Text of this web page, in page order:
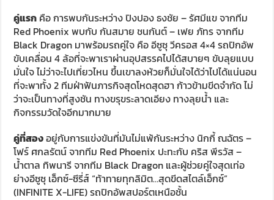
คู่แรก คือ การพบกันระหว่าง ปิงปอง ธงชัย – รัศมีแข จากทีม
Red Phoenix พบกับ กันสมาย ชนกันต์ – เฟย ภัทร จากทีม
Black Dragon มาพร้อมรถคู่ใจ คือ อีซูซุ วีครอส 4×4 รถปิกอัพ
ขับเคลื่อน 4 ล้อที่จะพาเราผ่านอุปสรรคไปได้สบายๆ ขับลุยแบบ
มั่นใจ ไม่ว่าจะไปเที่ยวไหน ขึ้นเขาลงห้วยก็มั่นใจได้ว่าไปได้แน่นอน
ที่จะพาทั้ง 2 ทีมฝ่าฟันภารกิจสุดโหดสุดฮา ก้าวข้ามขีดจำกัด ไม่
ว่าจะเป็นทางที่สูงชัน ทางขรุขระลาดเอียง ทางลุยน้ำ และ
กิจกรรมวัดใจอีกมากมาย
คู่ที่สองอยู่กับการแข่งขันที่มันไม่แพ้กันระหว่าง นิกกี้ ณฉัตร –
โฟร์ ศกลรัตน์ จากทีม Red Phoenix ปะทะกับ คริส พีรวัส –
น้ำตาล ทิพนารี จากทีม Black Dragon และผู้ช่วยคู่ใจสุดเท่อ
ย่างอีซูซุ เอ็กซ์-ซีรี่ส์ “ท้าทายทุกลิมิต…สุดขีดสไตล์เอ็กซ์”
(INFINITE X-LIFE) รถปิกอัพสปอร์ตเหนือชั้น